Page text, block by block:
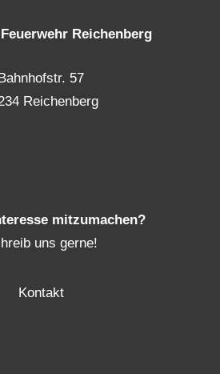
Reichenberg
57
Reichenberg
mitzumachen?
uns gerne!
Kontakt